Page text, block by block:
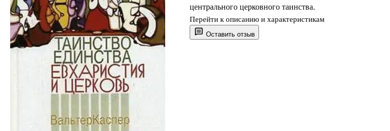
Оставить отзыв
центрального церковного таинства.
Перейти к описанию и характеристикам